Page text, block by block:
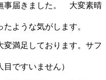
届きました。 大変素晴
ような気がします。
満足しております。サフ
ですいません）